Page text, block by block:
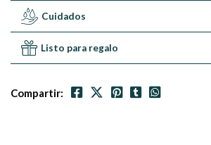
Cuidados
Listo para regalo
Compartir: